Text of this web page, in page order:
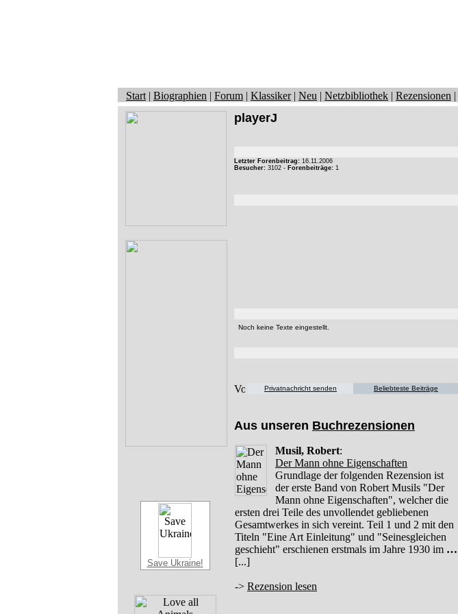
Start | Biographien | Forum | Klassiker| Neu | Netzbibliothek | Rezensionen |
Save Ukraine!
playerJ
Letzter Forenbeitrag: 16.11.2006
Besucher: 3102 - Forenbeiträge: 1
Noch keine Texte eingestellt.
Privatnachricht senden Beliebteste Beiträge
Aus unseren Buchrezensionen
Musil, Robert:
Der Mann ohne Eigenschaften
Grundlage der folgenden Rezension ist
der erste Band von Robert Musils "Der
Mann ohne Eigenschaften", welcher die
ersten drei Teile des unvollendet gebliebenen
Gesamtwerkes in sich vereint. Teil 1 und 2 mit den
Titeln "Eine Art Einleitung" und "Seinesgleichen
geschieht" erschienen erstmals im Jahre 1930 im …
[...]
-> Rezension lesen